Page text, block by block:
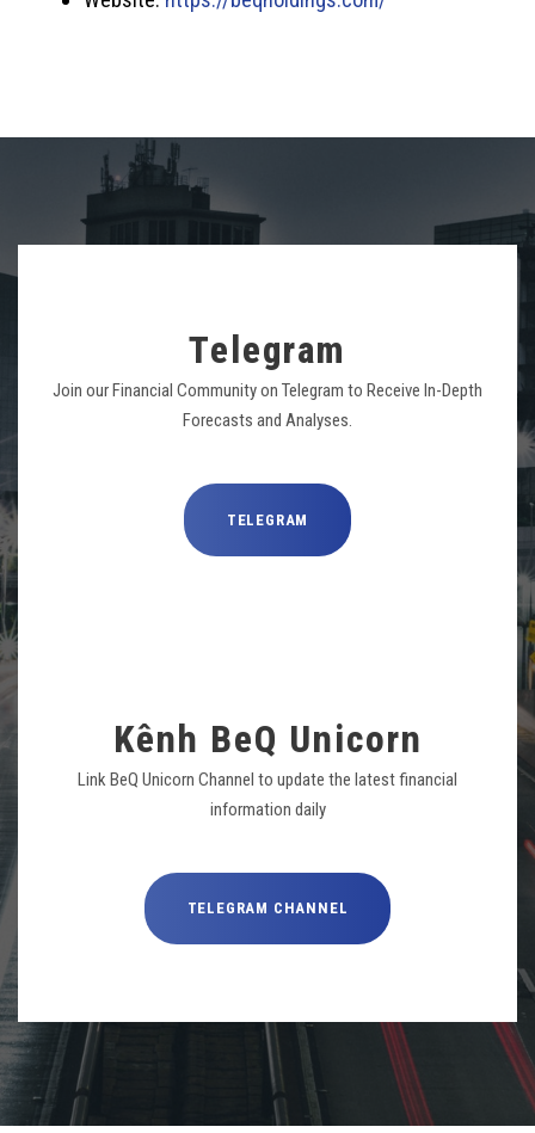
Telegram
Join our Financial Community on Telegram to Receive In-Depth
Forecasts and Analyses.
TELEGRAM
Kênh BeQ Unicorn
Link BeQ Unicorn Channel to update the latest financial
information daily
TELEGRAM CHANNEL